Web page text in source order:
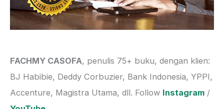
FACHMY CASOFA, penulis 75+ buku, dengan klien:
BJ Habibie, Deddy Corbuzier, Bank Indonesia, YPPI,
Accenture, Magistra Utama, dll. Follow Instagram /